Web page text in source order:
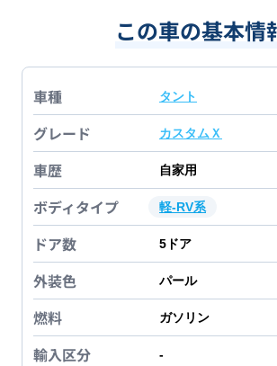
この車の基本情
車種 タント
グレード カスタムＸ
車歴 自家用
ボディタイプ 軽-RV系
ドア数 5 ドア
外装色 パール
燃料 ガソリン
輸入区分 -